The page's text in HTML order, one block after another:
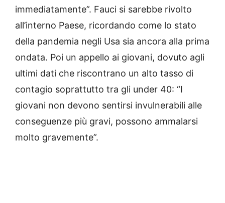
immediatamente”. Fauci si sarebbe rivolto
all’interno Paese, ricordando come lo stato
della pandemia negli Usa sia ancora alla prima
ondata. Poi un appello ai giovani, dovuto agli
ultimi dati che riscontrano un alto tasso di
contagio soprattutto tra gli under 40: “I
giovani non devono sentirsi invulnerabili alle
conseguenze più gravi, possono ammalarsi
molto gravemente”.